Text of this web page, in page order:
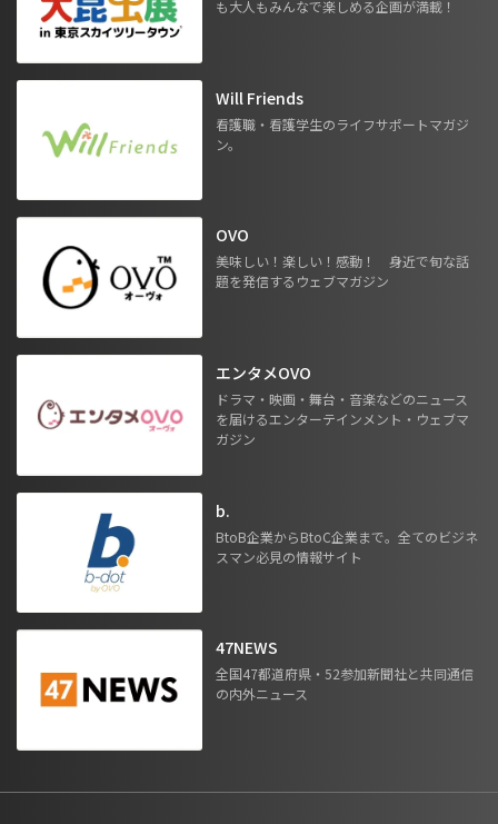
も大人もみんなで楽しめる企画が満載！
Will Friends
看護職・看護学生のライフサポートマガジ
ン。
OVO
美味しい！楽しい！感動！ 身近で旬な話
題を発信するウェブマガジン
エンタメOVO
ドラマ・映画・舞台・音楽などのニュース
を届けるエンターテインメント・ウェブマ
ガジン
b.
BtoB企業からBtoC企業まで。全てのビジネ
スマン必見の情報サイト
47NEWS
全国47都道府県・52参加新聞社と共同通信
の内外ニュース